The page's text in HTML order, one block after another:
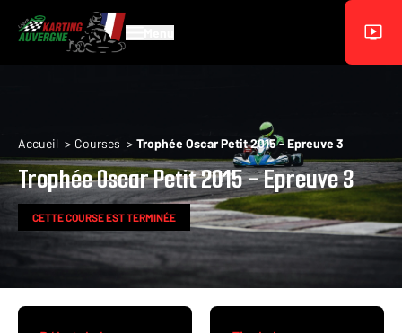
Aller au contenu principal
Fil d'Ariane
Accueil Courses Trophée Oscar Petit 2015 - Epreuve 3
Trophée Oscar Petit 2015 - Epreuve 3
CETTE COURSE EST TERMINÉE